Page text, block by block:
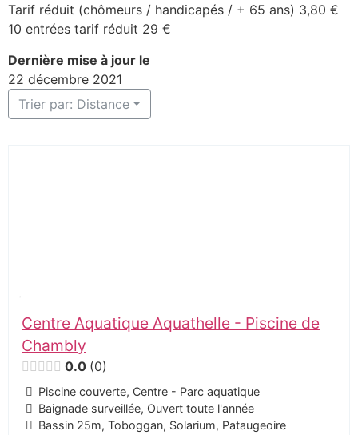
Tarif réduit (chômeurs / handicapés / + 65 ans) 3,80 €
10 entrées tarif réduit 29 €
Dernière mise à jour le
22 décembre 2021
Trier par: Distance
Centre Aquatique Aquathelle - Piscine de
Chambly
0.0 0
Piscine couverte, Centre - Parc aquatique
Baignade surveillée, Ouvert toute l'année
Bassin 25m, Toboggan, Solarium, Pataugeoire